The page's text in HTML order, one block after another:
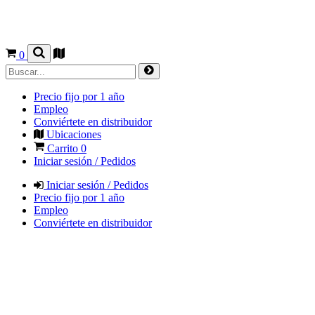
0
Precio fijo por 1 año
Empleo
Conviértete en distribuidor
Ubicaciones
Carrito 0
Iniciar sesión / Pedidos
Iniciar sesión / Pedidos
Precio fijo por 1 año
Empleo
Conviértete en distribuidor